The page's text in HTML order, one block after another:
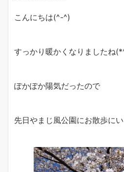
こんにちは(^-^)
すっかり暖かくなりましたね
ぽかぽか陽気だったので
先日やまじ風公園にお散歩に